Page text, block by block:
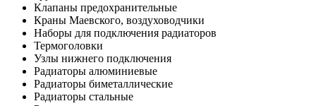
Клапаны предохранительные
Краны Маевского, воздуховодчики
Наборы для подключения радиаторов
Термоголовки
Узлы нижнего подключения
Радиаторы алюминиевые
Радиаторы биметаллические
Радиаторы стальные